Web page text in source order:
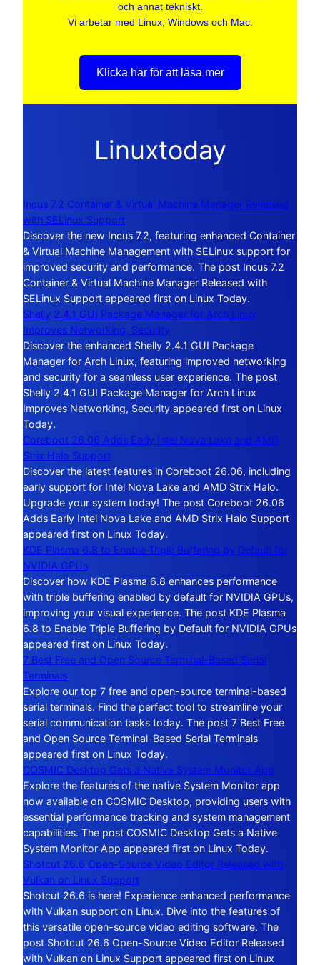
och annat tekniskt.
Vi arbetar med Linux, Windows och Mac.
Klicka här för att läsa mer
Linuxtoday
Incus 7.2 Container & Virtual Machine Manager Released
with SELinux Support
Discover the new Incus 7.2, featuring enhanced Container
& Virtual Machine Management with SELinux support for
improved security and performance. The post Incus 7.2
Container & Virtual Machine Manager Released with
SELinux Support appeared first on Linux Today.
Shelly 2.4.1 GUI Package Manager for Arch Linux
Improves Networking, Security
Discover the enhanced Shelly 2.4.1 GUI Package
Manager for Arch Linux, featuring improved networking
and security for a seamless user experience. The post
Shelly 2.4.1 GUI Package Manager for Arch Linux
Improves Networking, Security appeared first on Linux
Today.
Coreboot 26.06 Adds Early Intel Nova Lake and AMD
Strix Halo Support
Discover the latest features in Coreboot 26.06, including
early support for Intel Nova Lake and AMD Strix Halo.
Upgrade your system today! The post Coreboot 26.06
Adds Early Intel Nova Lake and AMD Strix Halo Support
appeared first on Linux Today.
KDE Plasma 6.8 to Enable Triple Buffering by Default for
NVIDIA GPUs
Discover how KDE Plasma 6.8 enhances performance
with triple buffering enabled by default for NVIDIA GPUs,
improving your visual experience. The post KDE Plasma
6.8 to Enable Triple Buffering by Default for NVIDIA GPUs
appeared first on Linux Today.
7 Best Free and Open Source Terminal-Based Serial
Terminals
Explore our top 7 free and open-source terminal-based
serial terminals. Find the perfect tool to streamline your
serial communication tasks today. The post 7 Best Free
and Open Source Terminal-Based Serial Terminals
appeared first on Linux Today.
COSMIC Desktop Gets a Native System Monitor App
Explore the features of the native System Monitor app
now available on COSMIC Desktop, providing users with
essential performance tracking and system management
capabilities. The post COSMIC Desktop Gets a Native
System Monitor App appeared first on Linux Today.
Shotcut 26.6 Open-Source Video Editor Released with
Vulkan on Linux Support
Shotcut 26.6 is here! Experience enhanced performance
with Vulkan support on Linux. Dive into the features of
this versatile open-source video editing software. The
post Shotcut 26.6 Open-Source Video Editor Released
with Vulkan on Linux Support appeared first on Linux